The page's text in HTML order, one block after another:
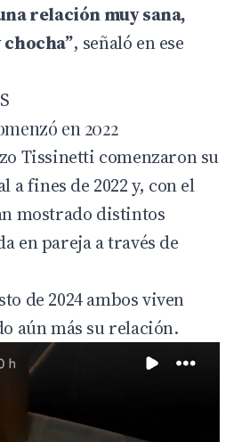
relación muy sana,
, señaló en ese
en 2022
Tissinetti comenzaron su
a fines de 2022 y, con el
mostrado distintos
en pareja a través de
de 2024 ambos viven
aún más su relación.